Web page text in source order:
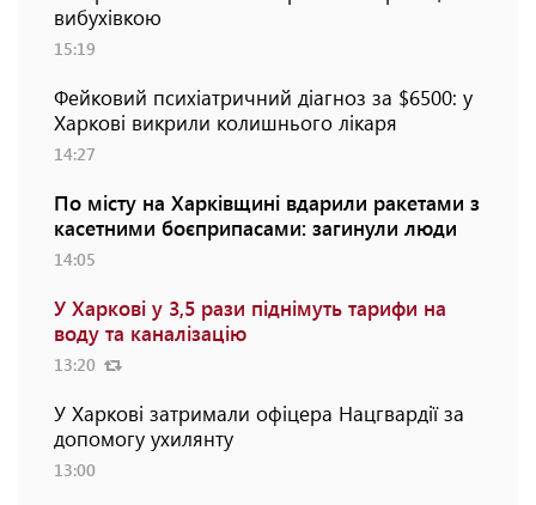
вибухівкою
15:19
Фейковий психіатричний діагноз за $6500: у
Харкові викрили колишнього лікаря
14:27
По місту на Харківщині вдарили ракетами з
касетними боєприпасами: загинули люди
14:05
У Харкові у 3,5 рази піднімуть тарифи на
воду та каналізацію
13:20
У Харкові затримали офіцера Нацгвардії за
допомогу ухилянту
13:00